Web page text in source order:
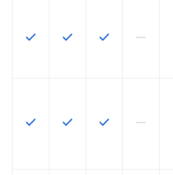
لا تتوفّر هذه الميزة لرمز التخزين
horizontal_rule تتوفّر هذه الميزة لرمز
check تتوفّر هذه الميزة
check تتوفّر
check
لا تتوفّر هذه الميزة لرمز التخزين
horizontal_rule تتوفّر هذه الميزة لرمز
check تتوفّر هذه الميزة
check تتوفّر
check